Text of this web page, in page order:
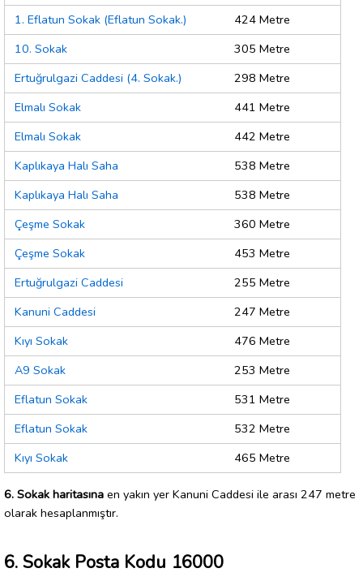
1. Eflatun Sokak (Eflatun Sokak.)
424 Metre
10. Sokak
305 Metre
Ertuğrulgazi Caddesi (4. Sokak.)
298 Metre
Elmalı Sokak
441 Metre
Elmalı Sokak
442 Metre
Kaplıkaya Halı Saha
538 Metre
Kaplıkaya Halı Saha
538 Metre
Çeşme Sokak
360 Metre
Çeşme Sokak
453 Metre
Ertuğrulgazi Caddesi
255 Metre
Kanuni Caddesi
247 Metre
Kıyı Sokak
476 Metre
A9 Sokak
253 Metre
Eflatun Sokak
531 Metre
Eflatun Sokak
532 Metre
Kıyı Sokak
465 Metre
6. Sokak haritasına en yakın yer Kanuni Caddesi ile arası 247 metre
olarak hesaplanmıştır.
6. Sokak Posta Kodu 16000